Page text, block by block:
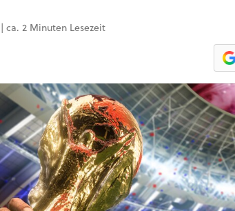
ca. 2 Minuten Lesezeit